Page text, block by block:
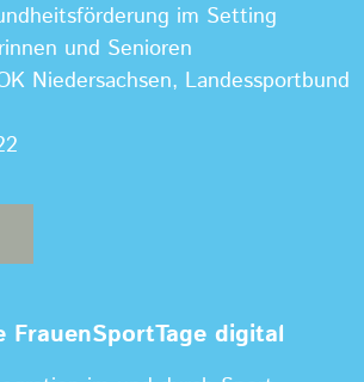
im Setting
und Senioren
Niedersachsen, Landessportbund
digital